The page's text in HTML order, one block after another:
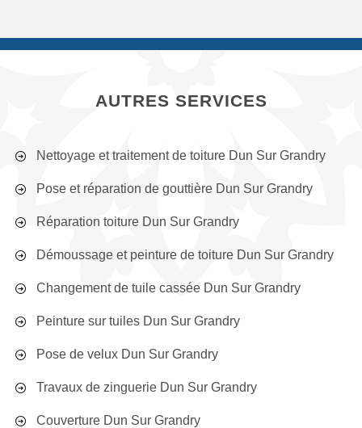
AUTRES SERVICES
Nettoyage et traitement de toiture Dun Sur Grandry
Pose et réparation de gouttière Dun Sur Grandry
Réparation toiture Dun Sur Grandry
Démoussage et peinture de toiture Dun Sur Grandry
Changement de tuile cassée Dun Sur Grandry
Peinture sur tuiles Dun Sur Grandry
Pose de velux Dun Sur Grandry
Travaux de zinguerie Dun Sur Grandry
Couverture Dun Sur Grandry